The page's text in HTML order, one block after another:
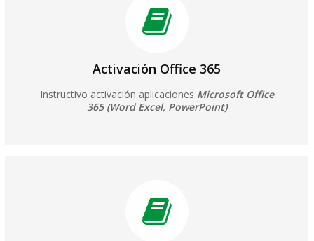
Activación Office 365
Instructivo activación aplicaciones Microsoft Office
365 (Word Excel, PowerPoint)